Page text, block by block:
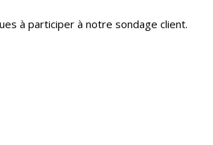
à participer à notre sondage client.